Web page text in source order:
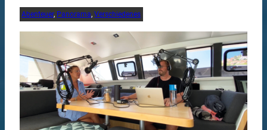
Abenteuer, Panorama, Verschiedenes